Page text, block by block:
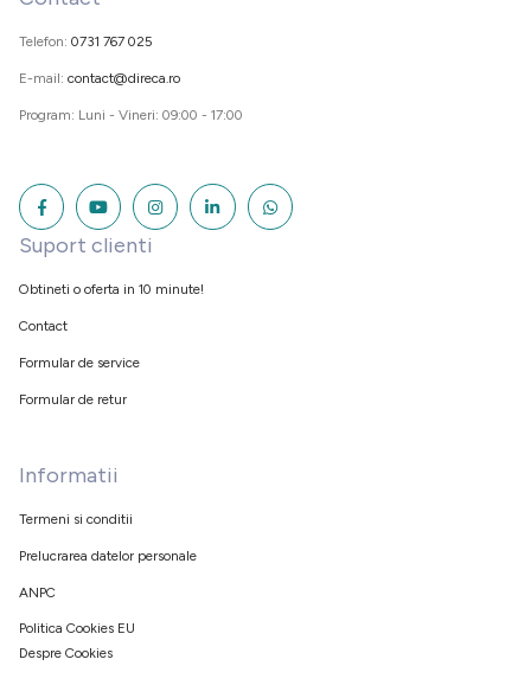
Telefon: 0731 767 025
E-mail: contact@direca.ro
Program: Luni - Vineri: 09:00 - 17:00
Suport clienti
Obtineti o oferta in 10 minute!
Contact
Formular de service
Formular de retur
Informatii
Termeni si conditii
Prelucrarea datelor personale
ANPC
Politica Cookies EU
Despre Cookies